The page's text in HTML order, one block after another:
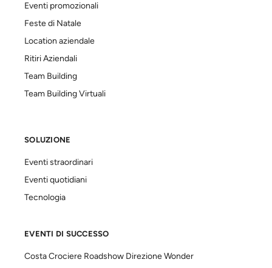
Eventi promozionali
Feste di Natale
Location aziendale
Ritiri Aziendali
Team Building
Team Building Virtuali
SOLUZIONE
Eventi straordinari
Eventi quotidiani
Tecnologia
EVENTI DI SUCCESSO
Costa Crociere Roadshow Direzione Wonder